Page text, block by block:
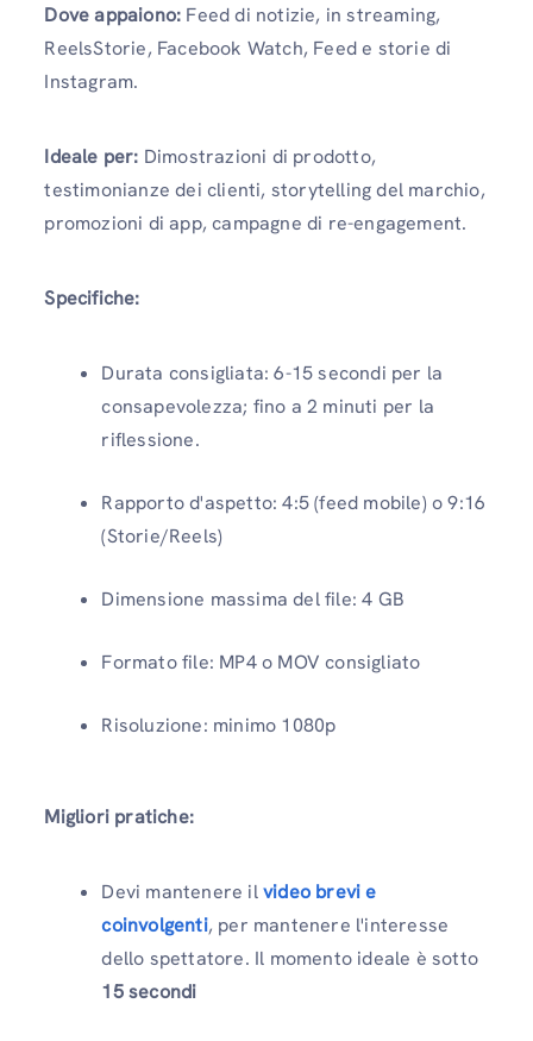
Dove appaiono: Feed di notizie, in streaming,
ReelsStorie, Facebook Watch, Feed e storie di
Instagram.
Ideale per: Dimostrazioni di prodotto,
testimonianze dei clienti, storytelling del marchio,
promozioni di app, campagne di re-engagement.
Specifiche:
Durata consigliata: 6-15 secondi per la
consapevolezza; fino a 2 minuti per la
riflessione.
Rapporto d'aspetto: 4:5 (feed mobile) o 9:16
(Storie/Reels)
Dimensione massima del file: 4 GB
Formato file: MP4 o MOV consigliato
Risoluzione: minimo 1080p
Migliori pratiche:
Devi mantenere ilvideo brevi e
coinvolgenti, per mantenere l'interesse
dello spettatore. Il momento ideale è sotto
15 secondi